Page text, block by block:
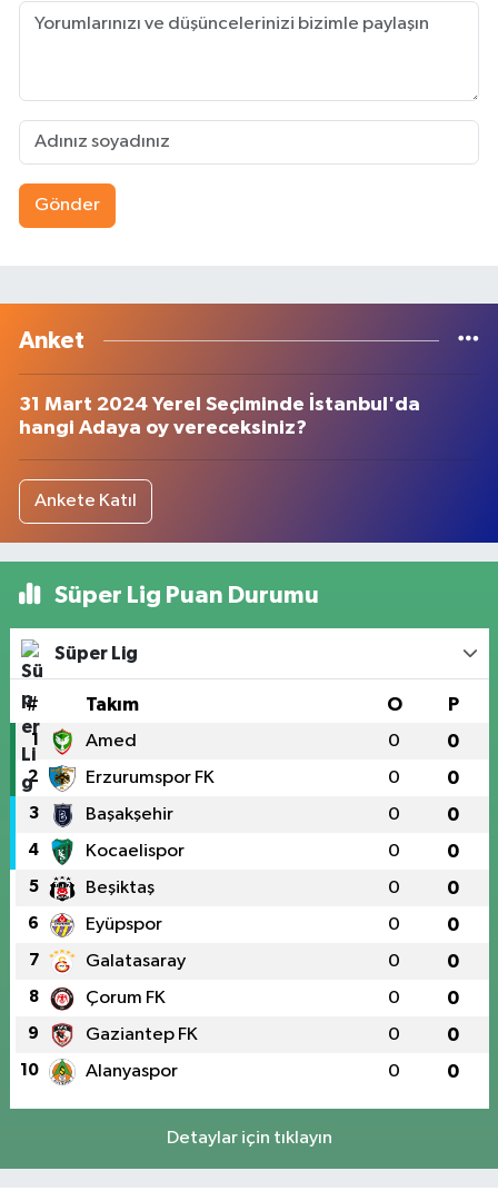
Gönder
Anket
31 Mart 2024 Yerel Seçiminde İstanbul'da
hangi Adaya oy vereceksiniz?
Ankete Katıl
Süper Lig Puan Durumu
Süper Lig
# Takım O P
1 Amed 0 0
2 Erzurumspor FK 0 0
3 Başakşehir 0 0
4 Kocaelispor 0 0
5 Beşiktaş 0 0
6 Eyüpspor 0 0
7 Galatasaray 0 0
8 Çorum FK 0 0
9 Gaziantep FK 0 0
10 Alanyaspor 0 0
Detaylar için tıklayın